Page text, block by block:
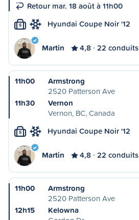
Retour mar. 18 août à 11h00
S Hyundai Coupe Noir '12
Martin 4,8 22 conduits
11h00
Armstrong
2520 Patterson Ave
11h30
Vernon
Vernon, BC, Canada
S Hyundai Coupe Noir '12
Martin 4,8 22 conduits
11h00
Armstrong
2520 Patterson Ave
12h15
Kelowna